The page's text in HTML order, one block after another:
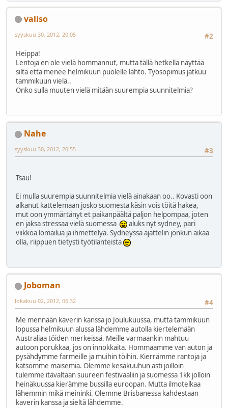
valiso
#2
syyskuu 30, 2012, 20:05
Heippa!
Lentoja en ole vielä hommannut, mutta tällä hetkellä näyttää
siltä että menee helmikuun puolelle lähtö. Työsopimus jatkuu
tammikuun vielä..
Onko sulla muuten vielä mitään suurempia suunnitelmia?
Nahe
#3
syyskuu 30, 2012, 20:55
Tsau!
Ei mulla suurempia suunnitelmia vielä ainakaan oo.. Kovasti oon
alkanut kattelemaan josko suomesta käsin vois töitä hakea,
mut oon ymmärtänyt et paikanpäältä paljon helpompaa, joten
en jaksa stressaa vielä suomessa
aluks nyt sydney, pari
viikkoa lomailua ja ihmettelyä. Sydneyssä ajattelin jonkun aikaa
olla, riippuen tietysti työtilanteista
Joboman
#4
lokakuu 02, 2012, 06:32
Me mennään kaverin kanssa jo Joulukuussa, mutta tammikuun
lopussa helmikuun alussa lähdemme autolla kiertelemään
Australiaa töiden merkeissä. Meille varmaankin mahtuu
autoon porukkaa, jos on innokkaita. Hommaamme van auton ja
pysähdymme farmeille ja muihin töihin. Kierrämme rantoja ja
katsomme maisemia. Olemme kesäkuuhun asti joilloin
tulemme itävaltaan suureen festivaaliin ja suomessa 1kk jolloin
heinäkuussa kierämme bussilla euroopan. Mutta ilmotelkaa
lähemmin mikä meininki. Olemme Brisbanessa kahdestaan
kaverin kanssa ja sieltä lähdemme.